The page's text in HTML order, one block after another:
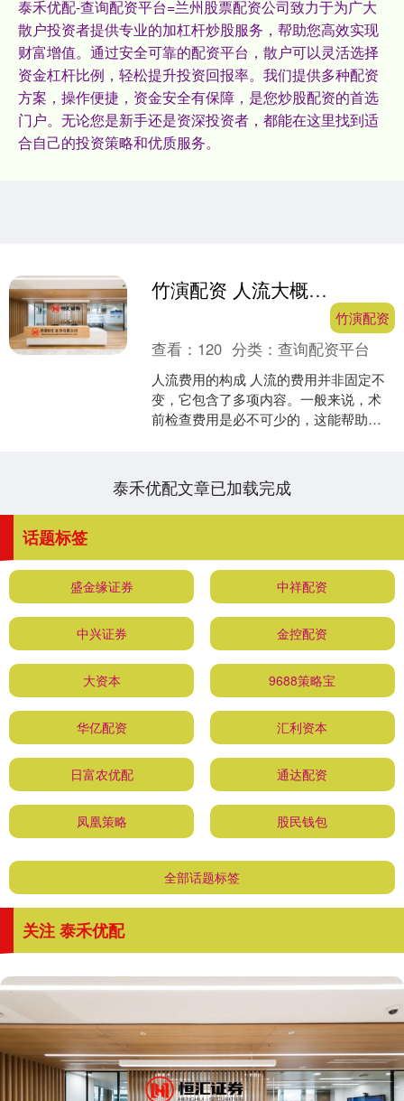
泰禾优配-查询配资平台=兰州股票配资公司致力于为广大
散户投资者提供专业的加杠杆炒股服务，帮助您高效实现
财富增值。通过安全可靠的配资平台，散户可以灵活选择
资金杠杆比例，轻松提升投资回报率。我们提供多种配资
方案，操作便捷，资金安全有保障，是您炒股配资的首选
门户。无论您是新手还是资深投资者，都能在这里找到适
合自己的投资策略和优质服务。
竹演配资 人流大概需要多少钱？这里为你揭秘
竹演配资
查看： 120 分类：查询配资平台
人流费用的构成 人流的费用并非固定不
变，它包含了多项内容。一般来说，术
前检查费用是必不可少的，这能帮助医
泰禾优配文章已加载完成
话题标签
盛金缘证券 中祥配资
中兴证券 金控配资
大资本 9688策略宝
华亿配资 汇利资本
日富农优配 通达配资
凤凰策略 股民钱包
全部话题标签
关注 泰禾优配